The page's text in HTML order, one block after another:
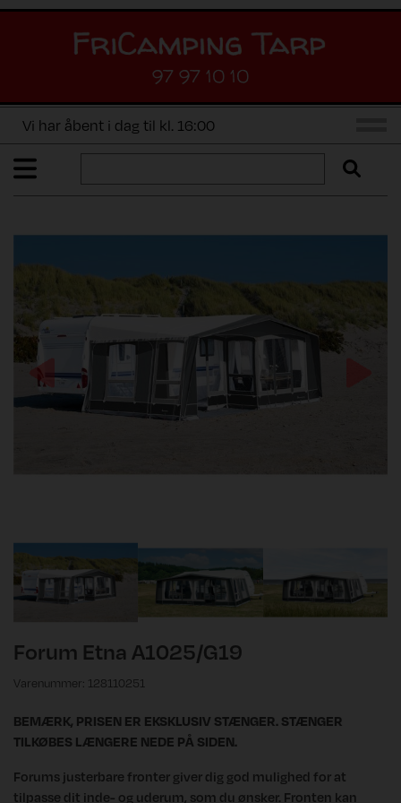
97 97 10 10
Vi har åbent i dag til kl. 16:00
Forum Etna A1025/G19
Varenummer: 128110251
BEMÆRK, PRISEN ER EKSKLUSIV STÆNGER. STÆNGER
TILKØBES LÆNGERE NEDE PÅ SIDEN.
Forums justerbare fronter giver dig god mulighed for at
tilpasse dit inde- og uderum, som du ønsker. Fronten kan
Previous